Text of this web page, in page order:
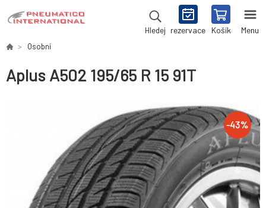
Hledej rezervace Košík Menu
Osobní
Aplus A502 195/65 R 15 91T
-43%